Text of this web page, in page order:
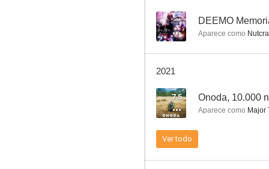
--
-- DEEMO
Aparece como
2021
7.5 Onoda, 10.000
Aparece como Major
Ver todo